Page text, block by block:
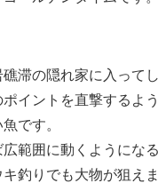
滞の隠れ家に入って
イントを直撃するよ
です。
範囲に動くようにな
釣りでも大物が狙えま